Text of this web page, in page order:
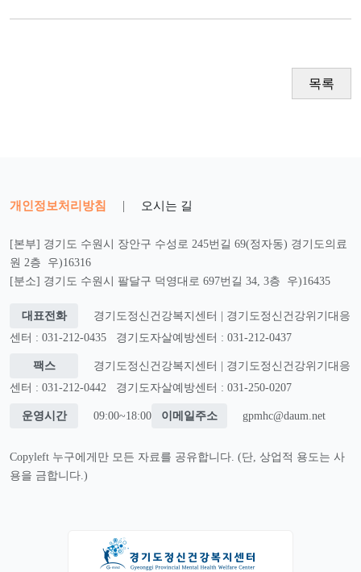
목록
개인정보처리방침 | 오시는 길
[본부] 경기도 수원시 장안구 수성로 245번길 69(정자동) 경기도의료
원 2층 우)16316
[분소] 경기도 수원시 팔달구 덕영대로 697번길 34, 3층 우)16435
대표전화
경기도정신건강복지센터 | 경기도정신건강위기대응
센터 : 031-212-0435
경기도자살예방센터 : 031-212-0437
팩스
경기도정신건강복지센터 | 경기도정신건강위기대응
센터 : 031-212-0442
경기도자살예방센터 : 031-250-0207
운영시간 09:00~18:00 이메일주소 gpmhc@daum.net
Copyleft 누구에게만 모든 자료를 공유합니다. (단, 상업적 용도는 사
용을 금합니다.)